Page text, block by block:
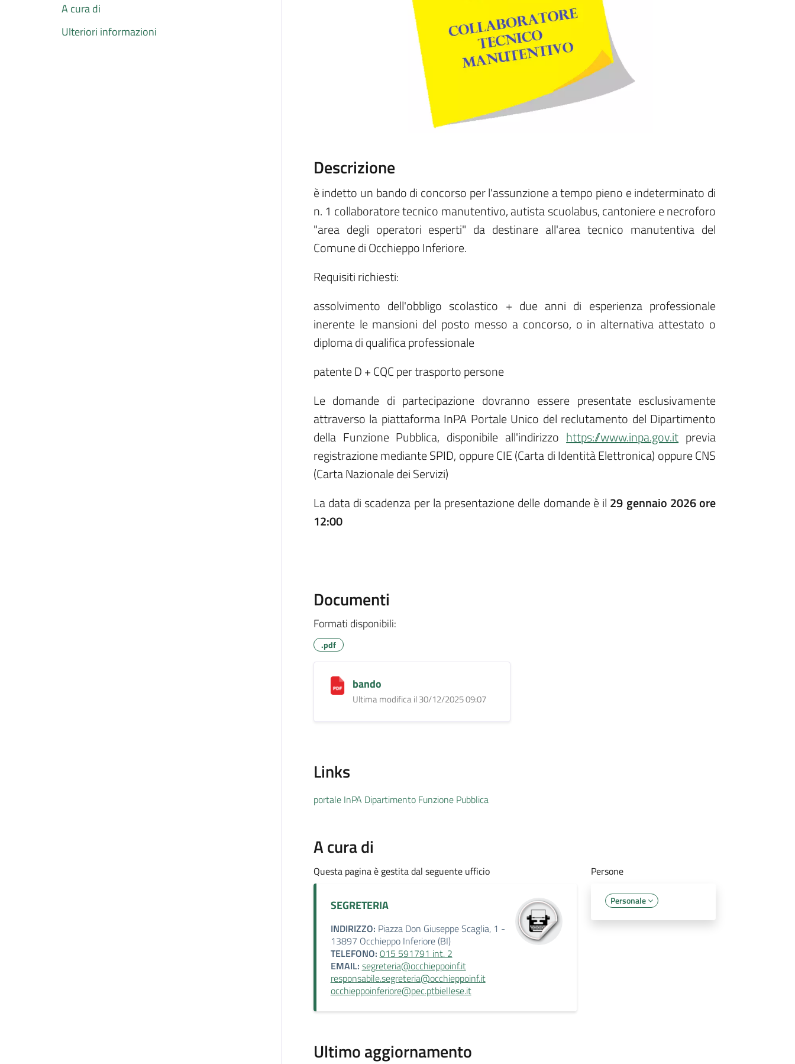
A cura di
Ulteriori informazioni
Descrizione
è indetto un bando di concorso per l'assunzione a tempo pieno e indeterminato di
n. 1 collaboratore tecnico manutentivo, autista scuolabus, cantoniere e necroforo
"area degli operatori esperti" da destinare all'area tecnico manutentiva del
Comune di Occhieppo Inferiore.
Requisiti richiesti:
assolvimento dell'obbligo scolastico + due anni di esperienza professionale
inerente le mansioni del posto messo a concorso, o in alternativa attestato o
diploma di qualifica professionale
patente D + CQC per trasporto persone
Le domande di partecipazione dovranno essere presentate esclusivamente
attraverso la piattaforma InPA Portale Unico del reclutamento del Dipartimento
della Funzione Pubblica, disponibile all'indirizzo https://www.inpa.gov.it previa
registrazione mediante SPID, oppure CIE (Carta di Identità Elettronica) oppure CNS
(Carta Nazionale dei Servizi)
La data di scadenza per la presentazione delle domande è il 29 gennaio 2026 ore
12:00
Documenti
Formati disponibili:
.pdf
bando
Ultima modifica il 30/12/2025 09:07
Links
portale InPA Dipartimento Funzione Pubblica
A cura di
Questa pagina è gestita dal seguente ufficio
SEGRETERIA
INDIRIZZO: Piazza Don Giuseppe Scaglia, 1 -
13897 Occhieppo Inferiore (BI)
TELEFONO: 015 591791 int. 2
EMAIL: segreteria@occhieppoinf.it
responsabile.segreteria@occhieppoinf.it
occhieppoinferiore@pec.ptbiellese.it
Persone
Personale
Ultimo aggiornamento